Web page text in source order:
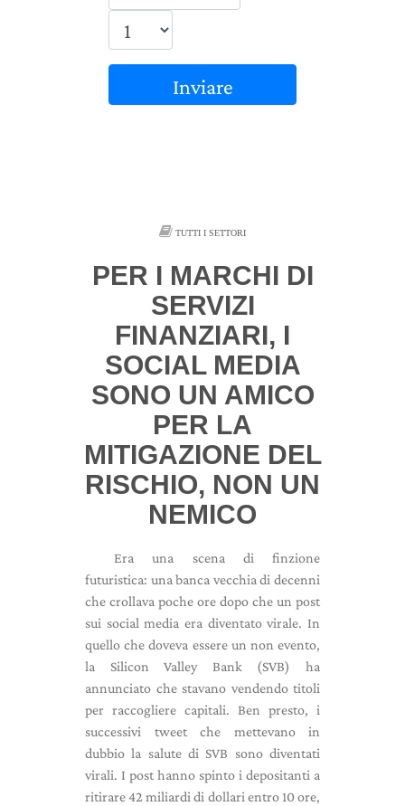
Inviare
TUTTI I SETTORI
PER I MARCHI DI
SERVIZI
FINANZIARI, I
SOCIAL MEDIA
SONO UN AMICO
PER LA
MITIGAZIONE DEL
RISCHIO, NON UN
NEMICO
Era una scena di finzione
futuristica: una banca vecchia di decenni
che crollava poche ore dopo che un post
sui social media era diventato virale. In
quello che doveva essere un non evento,
la Silicon Valley Bank (SVB) ha
annunciato che stavano vendendo titoli
per raccogliere capitali. Ben presto, i
successivi tweet che mettevano in
dubbio la salute di SVB sono diventati
virali. I post hanno spinto i depositanti a
ritirare 42 miliardi di dollari entro 10 ore,